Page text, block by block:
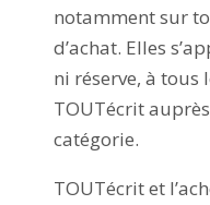
notamment sur
d’achat. Elles
ni réserve, à tous
TOUTécrit
catégorie.
TOUTécrit et